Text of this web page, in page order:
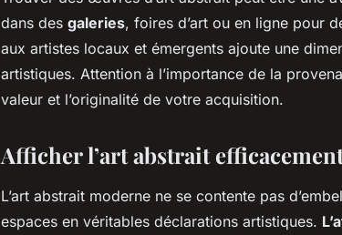
dans des galeries, foires d’art ou en ligne pour
aux artistes locaux et émergents ajoute une
artistiques. Attention à l’importance de la
valeur et l’originalité de votre acquisition.
Afficher l’art abstrait
L’art abstrait moderne ne se contente pas
espaces en véritables déclarations artistiques.